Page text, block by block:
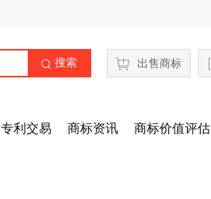
 搜索 出售商标
专利交易 商标资讯 商标价值评估